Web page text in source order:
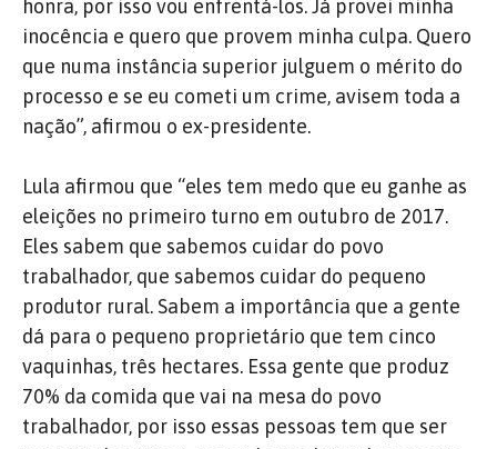
honra, por isso vou enfrentá-los. Já provei minha
inocência e quero que provem minha culpa. Quero
que numa instância superior julguem o mérito do
processo e se eu cometi um crime, avisem toda a
nação”, afirmou o ex-presidente.
Lula afirmou que “eles tem medo que eu ganhe as
eleições no primeiro turno em outubro de 2017.
Eles sabem que sabemos cuidar do povo
trabalhador, que sabemos cuidar do pequeno
produtor rural. Sabem a importância que a gente
dá para o pequeno proprietário que tem cinco
vaquinhas, três hectares. Essa gente que produz
70% da comida que vai na mesa do povo
trabalhador, por isso essas pessoas tem que ser